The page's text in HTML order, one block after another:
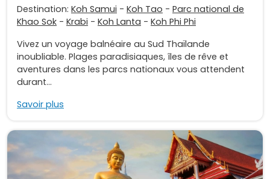
Destination: Koh Samui - Koh Tao - Parc national de
Khao Sok - Krabi - Koh Lanta - Koh Phi Phi
Vivez un voyage balnéaire au Sud Thaïlande
inoubliable. Plages paradisiaques, îles de rêve et
aventures dans les parcs nationaux vous attendent
durant...
Savoir plus